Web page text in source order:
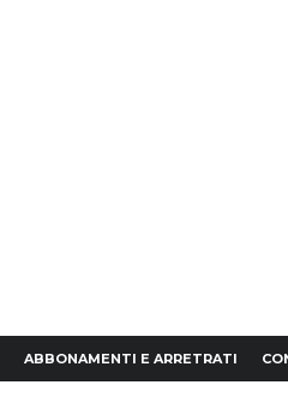
ABBONAMENTI E ARRETRATI